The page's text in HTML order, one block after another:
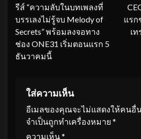
รีส์ “ความลับในบทเพลงที่
บรรเลงไม่รู้จบ Melody of
Secrets” พร้อมลงจอทาง
ช่อง ONE31 เริ่มตอนแรก 5
ธันวาคมนี้
แรก
เ
ใส่ความเห็น
อีเมลของคุณจะไม่แสดงให้คนอื่
จำเป็นถูกทำเครื่องหมาย *
ความเห็น*